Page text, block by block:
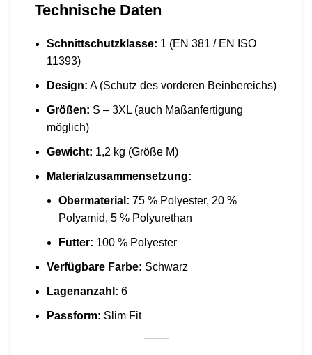
Technische Daten
Schnittschutzklasse: 1 (EN 381 / EN ISO
11393)
Design: A (Schutz des vorderen Beinbereichs)
Größen: S – 3XL (auch Maßanfertigung
möglich)
Gewicht: 1,2 kg (Größe M)
Materialzusammensetzung:
Obermaterial: 75 % Polyester, 20 %
Polyamid, 5 % Polyurethan
Futter: 100 % Polyester
Verfügbare Farbe: Schwarz
Lagenanzahl: 6
Passform: Slim Fit